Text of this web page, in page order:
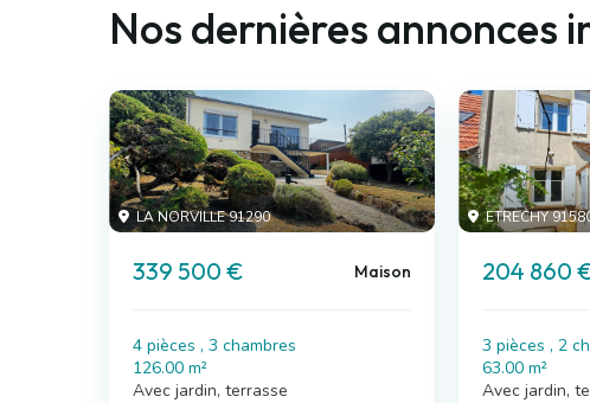
Nos dernières annonces
LA NORVILLE 91290
339 500 € Maison
4 pièces , 3 chambres
126.00 m²
Avec jardin, terrasse
ETRECHY
204 860
3 pièces , 2
63.00 m²
Avec jardin,